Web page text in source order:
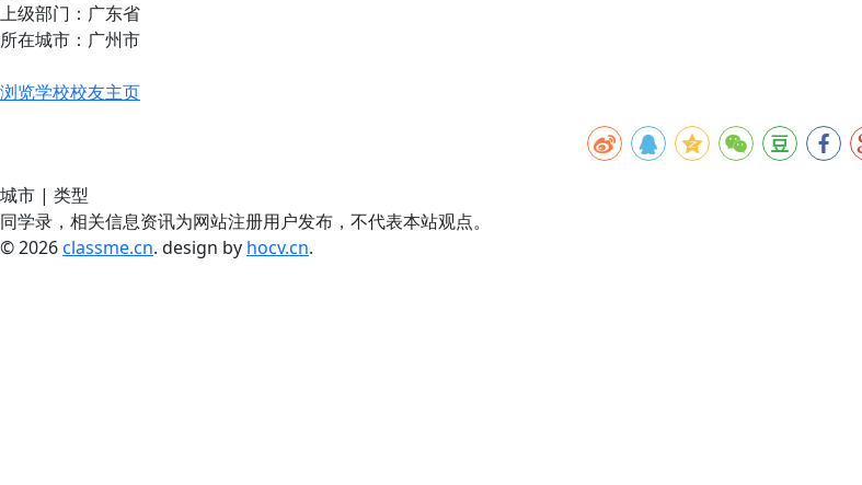
上级部门：广东省
所在城市：广州市
浏览学校校友主页
城市 | 类型
同学录，相关信息资讯为网站注册用户发布，不代表本站观点。
© 2026classme.cn. design by hocv.cn.